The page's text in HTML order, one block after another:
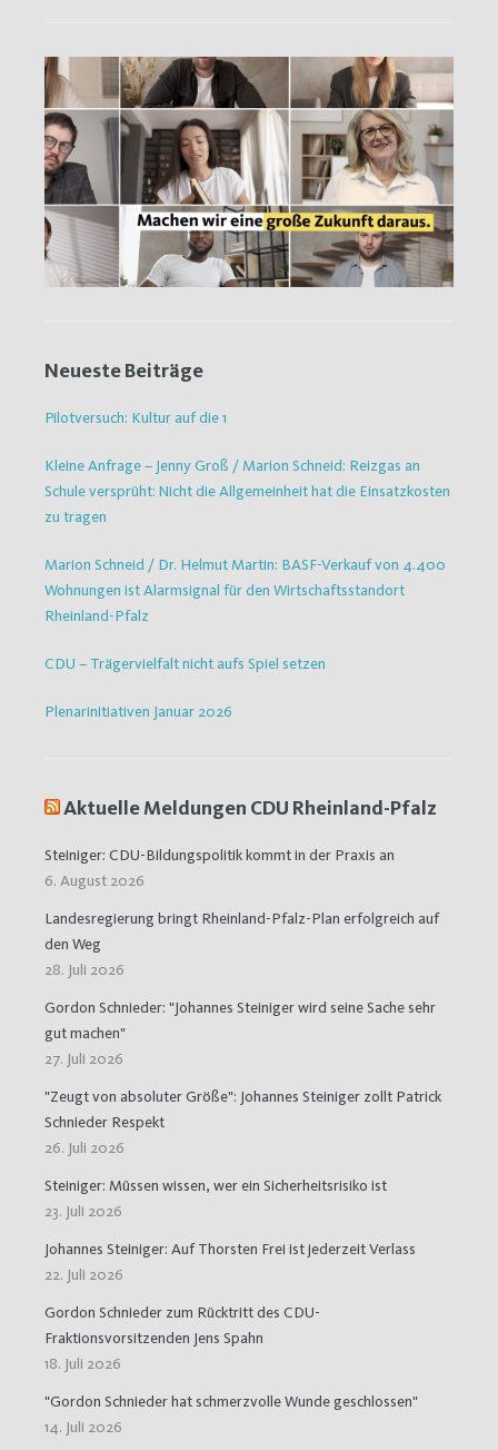
Neueste Beiträge
Pilotversuch: Kultur auf die 1
Kleine Anfrage – Jenny Groß / Marion Schneid: Reizgas an
Schule versprüht: Nicht die Allgemeinheit hat die Einsatzkosten
zu tragen
Marion Schneid / Dr. Helmut Martin: BASF-Verkauf von 4.400
Wohnungen ist Alarmsignal für den Wirtschaftsstandort
Rheinland-Pfalz
CDU – Trägervielfalt nicht aufs Spiel setzen
Plenarinitiativen Januar 2026
Aktuelle Meldungen CDU Rheinland-Pfalz
Steiniger: CDU-Bildungspolitik kommt in der Praxis an
6. August 2026
Landesregierung bringt Rheinland-Pfalz-Plan erfolgreich auf
den Weg
28. Juli 2026
Gordon Schnieder: "Johannes Steiniger wird seine Sache sehr
gut machen"
27. Juli 2026
"Zeugt von absoluter Größe": Johannes Steiniger zollt Patrick
Schnieder Respekt
26. Juli 2026
Steiniger: Müssen wissen, wer ein Sicherheitsrisiko ist
23. Juli 2026
Johannes Steiniger: Auf Thorsten Frei ist jederzeit Verlass
22. Juli 2026
Gordon Schnieder zum Rücktritt des CDU-
Fraktionsvorsitzenden Jens Spahn
18. Juli 2026
"Gordon Schnieder hat schmerzvolle Wunde geschlossen"
14. Juli 2026